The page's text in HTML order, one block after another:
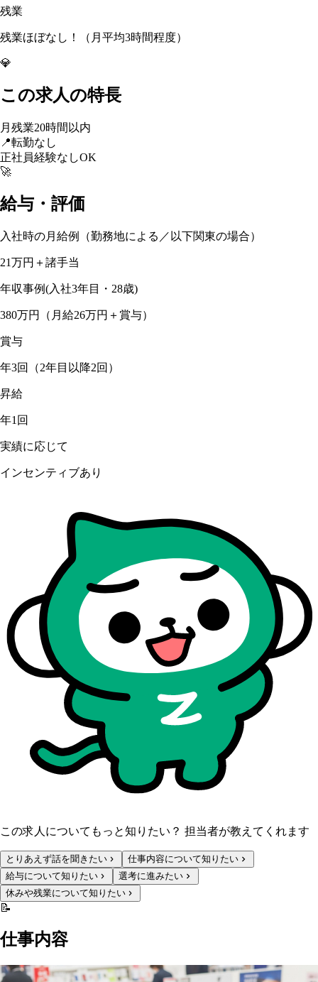
残業
残業ほぼなし！（月平均3時間程度）
💎
この求人の特長
月残業20時間以内
📍転勤なし
正社員経験なしOK
🚀
給与・評価
入社時の月給例（勤務地による／以下関東の場合）
21万円＋諸手当
年収事例(入社3年目・28歳)
380万円（月給26万円＋賞与）
賞与
年3回（2年目以降2回）
昇給
年1回
実績に応じて
インセンティブあり
この求人についてもっと知りたい？ 担当者が教えてくれます
とりあえず話を聞きたい
仕事内容について知りたい
給与について知りたい
選考に進みたい
休みや残業について知りたい
📝
仕事内容